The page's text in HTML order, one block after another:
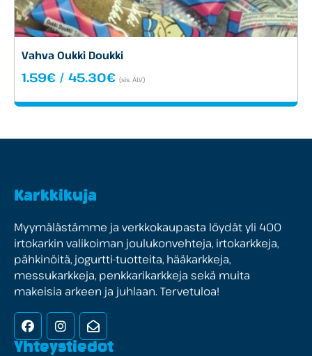
Vahva Oukki Doukki
1.59€ / 45.30€Hintaluokka:
-
(sis. ALV)
Karkkikuja
Myymälästämme ja verkkokaupasta löydät yli 400
irtokarkin valikoiman joulukonvehteja, irtokarkkeja,
pähkinöitä, jogurtti-tuotteita, hääkarkkeja,
messukarkkeja, penkkarikarkkeja sekä muita
makeisia arkeen ja juhlaan. Tervetuloa!
FacebookInstagramUutiskirje
Yhteystiedot